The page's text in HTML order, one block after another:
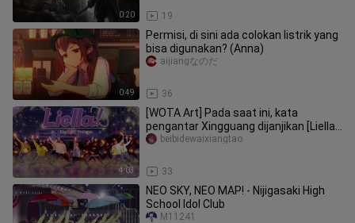
0:20 19
0:49
Permisi, di sini ada colokan listrik yang
bisa digunakan? (Anna)
36
aijiangなのだ
4:03
[WOTA Art] Pada saat ini, kata
pengantar Xingguang dijanjikan [Liella!
kan
33
beibidewaixiangtao
NEO SKY, NEO MAP! - Nijigasaki High
School Idol Club
M11241